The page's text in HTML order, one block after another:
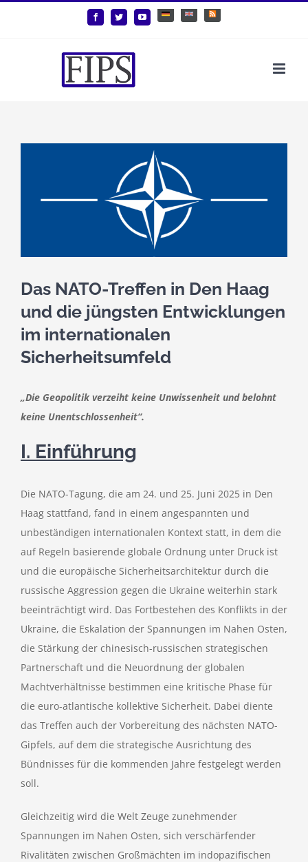
FacebookTwitterYouTubeDeutschEnglish Benutzerdefiniert
Das NATO-Treffen in Den Haag
und die jüngsten Entwicklungen
im internationalen
Sicherheitsumfeld
„Die Geopolitik verzeiht keine Unwissenheit und belohnt
keine Unentschlossenheit“.
I. Einführung
Die NATO-Tagung, die am 24. und 25. Juni 2025 in Den
Haag stattfand, fand in einem angespannten und
unbeständigen internationalen Kontext statt, in dem die
auf Regeln basierende globale Ordnung unter Druck ist
und die europäische Sicherheitsarchitektur durch die
russische Aggression gegen die Ukraine weiterhin stark
beeinträchtigt wird. Das Fortbestehen des Konflikts in der
Ukraine, die Eskalation der Spannungen im Nahen Osten,
die Stärkung der chinesisch-russischen strategischen
Partnerschaft und die Neuordnung der globalen
Machtverhältnisse bestimmen eine kritische Phase für
die euro-atlantische kollektive Sicherheit. Dabei diente
das Treffen auch der Vorbereitung des nächsten NATO-
Gipfels, auf dem die strategische Ausrichtung des
Bündnisses für die kommenden Jahre festgelegt werden
soll.
Gleichzeitig wird die Welt Zeuge zunehmender
Spannungen im Nahen Osten, sich verschärfender
Rivalitäten zwischen Großmächten im indopazifischen